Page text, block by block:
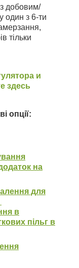
добовим/
один з 6-ти
тільки
и
здесь
опції:
на
для
в
пільг в